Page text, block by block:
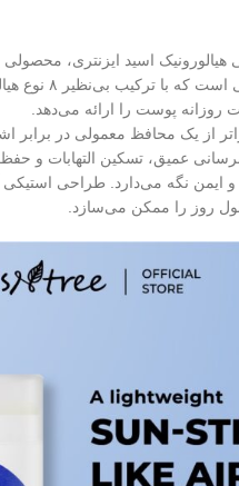
هیالورونیک اسید ایزنتری،
فرد از کره
روزانه پوست را ارائه می‌دهد.
از یک محافظ معمولی در برابر
عمیق، تسکین التهابات و
ایمن نگه می‌دارد. طراحی استیکی
روز را ممکن می‌سازد.